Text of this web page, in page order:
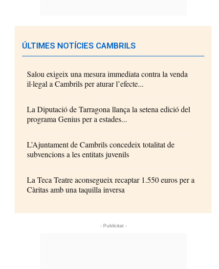
ÚLTIMES NOTÍCIES CAMBRILS
Salou exigeix una mesura immediata contra la venda
il·legal a Cambrils per aturar l’efecte...
La Diputació de Tarragona llança la setena edició del
programa Genius per a estades...
L’Ajuntament de Cambrils concedeix totalitat de
subvencions a les entitats juvenils
La Teca Teatre aconsegueix recaptar 1.550 euros per a
Càritas amb una taquilla inversa
- Publicitat -